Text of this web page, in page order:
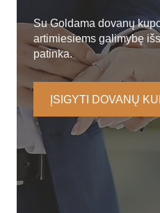
Su Goldama dovanų
artimiesiems galimybę
patinka.
ĮSIGYTI DOVANŲ